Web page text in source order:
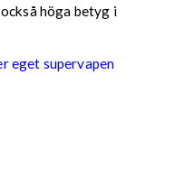
höga betyg i
eget supervapen